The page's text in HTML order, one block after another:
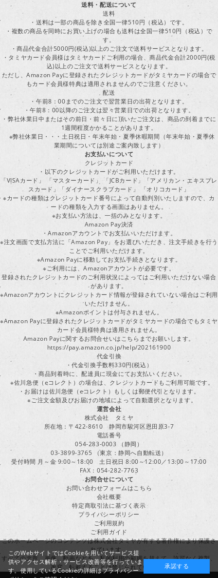
送料・配送について
送料
・送料は一部の商品を除き全国一律510円（税込）です。
・複数の商品を同時にお買い上げの場合も送料は全国一律510円（税込）で
す。
・商品代金合計5000円(税込)以上のご注文で送料サービスとなります。
・タミヤカード会員様はタミヤカードご利用の場合、商品代金合計2000円(税
込)以上のご注文で送料サービスとなります。
ただし、Amazon Payに登録されたクレジットカードがタミヤカードの場合で
もカード会員様特典は適用されませんのでご注意ください。
配送
・午前8：00までのご注文で翌営業日の出荷となります。
・午前8：00以降のご注文は翌々営業日での出荷となります。
・弊社休業日中またはその前日・前々日に頂いたご注文は、商品の到着までに
1週間程度かかることがあります。
※弊社休業日・・・土日祝日・年末年始・夏季休暇期間（年末年始・夏季休
業期間については別途ご案内致します）
お支払いについて
クレジットカード
・以下のクレジットカードがご利用いただけます。
「VISAカード」 「マスターカード」 「JCBカード」「アメリカン・エキスプレ
スカード」「ダイナースクラブカード」 「オリコカード」
※カードの種類はクレジットカード番号によって自動判別いたしますので、カ
ードの種類を入力する画面はありません。
※お支払い方法は、一括のみとなります。
Amazon Pay決済
・Amazonアカウントでお支払いいただけます。
※注文画面で支払方法に「Amazon Pay」をお選びいただき、注文手続きを行う
ことでご利用いただけます。
※Amazon Payに移動してお支払手続きとなります。
※ご利用には、Amazonアカウントが必要です。
登録されたクレジットカードのご利用状況によってはご利用いただけない場合
があります。
※Amazonアカウントにクレジットカード情報が登録されていない場合はご利用
いただけません。
※Amazonポイントは付与されません。
※Amazon Payに登録されたクレジットカードがタミヤカードの場合でもタミヤ
カード会員様特典は適用されません。
Amazon Payに関するお問合せいはこちらまでお願いします。
https://pay.amazon.co.jp/help/202161900
代金引換
・代金引換手数料330円(税込）
・商品到着時に、配達員に現金にてお支払いください。
※佐川急便（eコレクト）の場合は、クレジットカードもご利用可能です。
・お届けは佐川急便（eコレクト）もしくは郵便代引となります。
※ご注文金額及びお届けの地域によって自動選択となります。
運営会社
株式会社 タミヤ
所在地：〒422-8610 静岡市駿河区恩田原3-7
電話番号
054-283-0003 （静岡）
03-3899-3765 （東京：静岡へ自動転送）
受付時間 月～金 9:00～18:00 土日祝日 8:00～12:00／13:00～17:00
FAX：054-282-7763
お問合せについて
お問い合わせフォームはこちら
会社概要
特定商取引法に基づく表示
プライバシーポリシー
ご利用規約
ご利用ガイド
このホームページのコンテンツは株式会社タミヤが有する著作権により保護さ
れています。
すべての文章、画像、動画などを、私的利用の範囲を超えて、許可なく複製、
改変、転載することは禁じられています。
このWebサイトではCookieを用いてサービス提
供やアクセス解析・サービス改善等を行っていま
す。使用しているCookieの詳細はプライバシー
承諾する